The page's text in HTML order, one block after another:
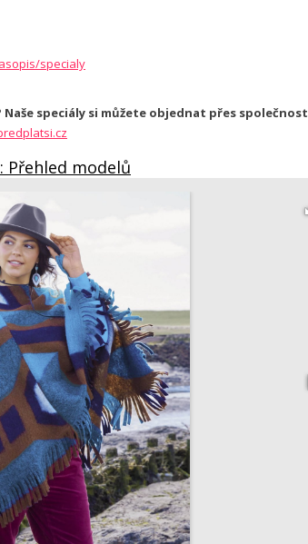
specialy
speciály si můžete objednat přes společnost
Přehled modelů